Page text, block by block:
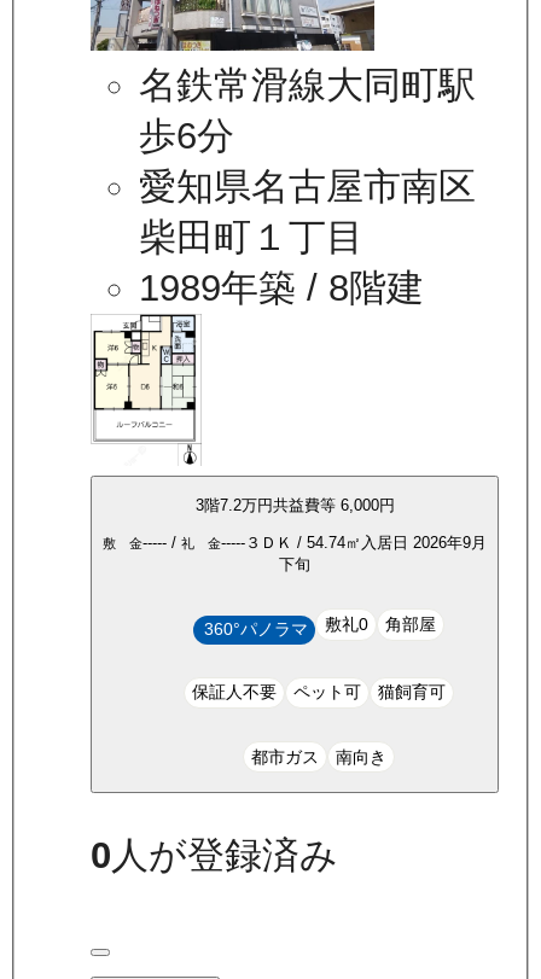
名鉄常滑線大同町駅
歩6分
愛知県名古屋市南区
柴田町１丁目
1989年築 / 8階建
3階7.2万円共益費等 6,000円
敷 金----- / 礼 金----- ３ＤＫ / 54.74㎡ 入居日 2026年9月
下旬
360°パノラマ 敷礼0 角部屋
保証人不要 ペット可 猫飼育可
都市ガス 南向き
0 人が登録済み